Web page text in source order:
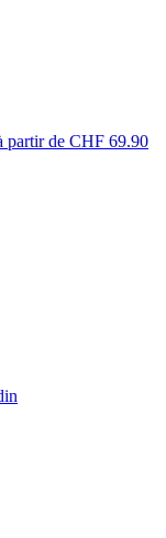
partir de CHF 69.90